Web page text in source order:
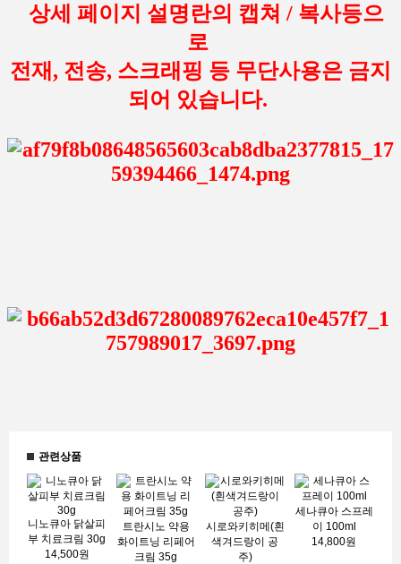
상세 페이지 설명란의 캡쳐 / 복사등으
로
전재, 전송, 스크래핑 등 무단사용은 금지
되어 있습니다.
관련상품
니노큐아 닭살피
부 치료크림 30g
14,500원
트란시노 약용
화이트닝 리페어
크림 35g
시로와키히메(흰
색겨드랑이 공
주)
세나큐아 스프레
이 100ml
14,800원